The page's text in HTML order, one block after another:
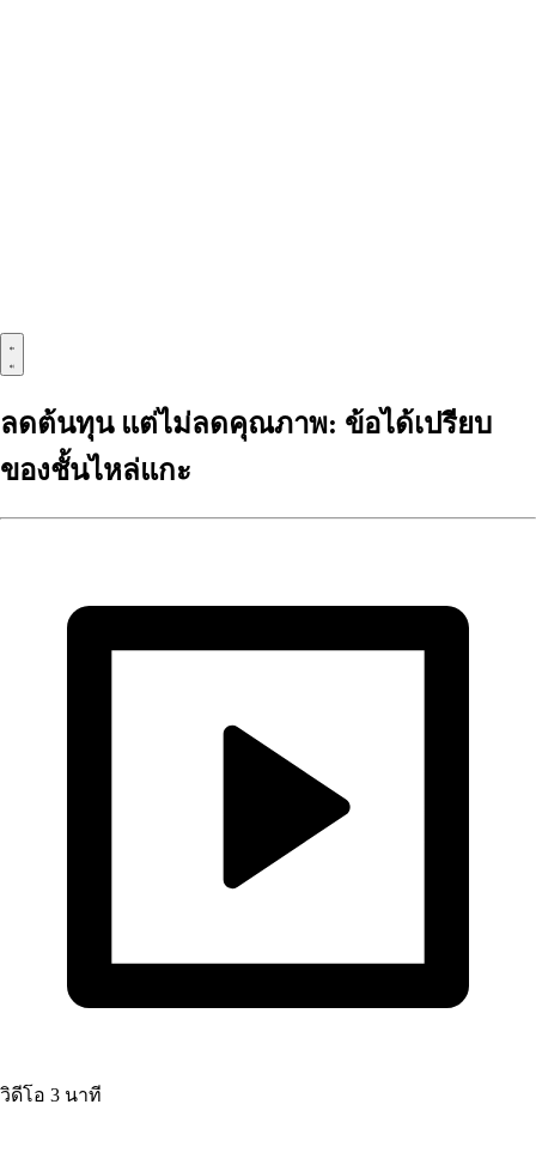
ลดต้นทุน แต่ไม่ลดคุณภาพ: ข้อได้เปรียบ
ของชั้นไหล่แกะ
วิดีโอ 3 นาที